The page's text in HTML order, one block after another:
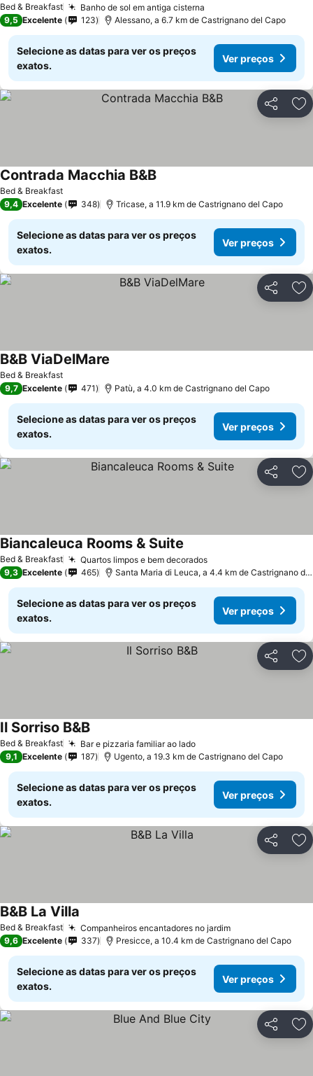
Bed & Breakfast Banho de sol em antiga cisterna
9,5 Excelente 123 Alessano, a 6.7 km de Castrignano del Capo
Selecione as datas para ver os preços
exatos.
Ver preços
Partilhar
Bed & Breakfast
Contrada Macchia B&B
9,4 Excelente 348 Tricase, a 11.9 km de Castrignano del Capo
Selecione as datas para ver os preços
exatos.
Ver preços
Partilhar
Bed & Breakfast
B&B ViaDelMare
9,7 Excelente 471 Patù, a 4.0 km de Castrignano del Capo
Selecione as datas para ver os preços
exatos.
Ver preços
Partilhar
Bed & Breakfast Quartos limpos e bem decorados
Biancaleuca Rooms & Suite
9,3 Excelente 465 Santa Maria di Leuca, a 4.4 km de Castrignano del Capo
Selecione as datas para ver os preços
exatos.
Ver preços
Partilhar
Bed & Breakfast Bar e pizzaria familiar ao lado
Il Sorriso B&B
9,1 Excelente 187 Ugento, a 19.3 km de Castrignano del Capo
Selecione as datas para ver os preços
exatos.
Ver preços
Partilhar
Bed & Breakfast Companheiros encantadores no jardim
B&B La Villa
9,6 Excelente 337 Presicce, a 10.4 km de Castrignano del Capo
Selecione as datas para ver os preços
exatos.
Ver preços
Partilhar